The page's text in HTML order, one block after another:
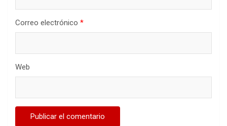
Correo electrónico *
Web